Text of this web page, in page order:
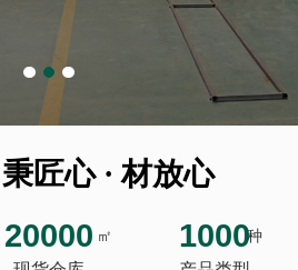
匠心 · 材放心
20000 ㎡ 1000种